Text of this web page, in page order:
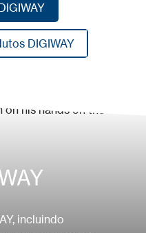
DIGIWAY
incluindo